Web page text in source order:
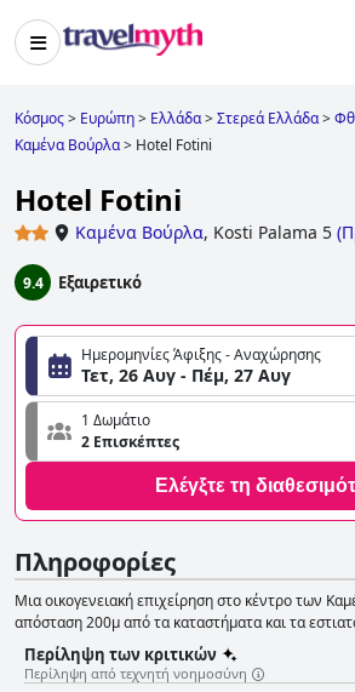
Κόσμος> Ευρώπη> Ελλάδα>Στερεά Ελλάδα>
Καμένα Βούρλα> Hotel Fotini
Hotel Fotini
Καμένα Βούρλα, Kosti Palama 5 (
9.4 Εξαιρετικό
Ημερομηνίες Άφιξης - Αναχώρησης
Τετ, 26 Αυγ - Πέμ, 27 Αυγ
1 Δωμάτιο
2 Επισκέπτες
Ελέγξτε τη
Πληροφορίες
Μια οικογενειακή επιχείρηση στο κέντρο των
απόσταση 200μ από τα καταστήματα και τα
Περίληψη των κριτικών
Περίληψη από τεχνητή νοημοσύνη